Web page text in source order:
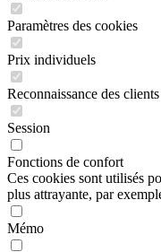
Paramètres des cookies
Prix individuels
Reconnaissance des clients
Session
Fonctions de confort
Ces cookies sont utilisés
plus attrayante, par
Mémo